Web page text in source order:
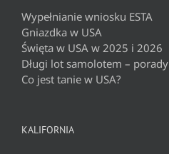
Wypełnianie wniosku ESTA
Gniazdka w USA
Święta w USA w 2025 i 2026
Długi lot samolotem – porady
Co jest tanie w USA?
KALIFORNIA